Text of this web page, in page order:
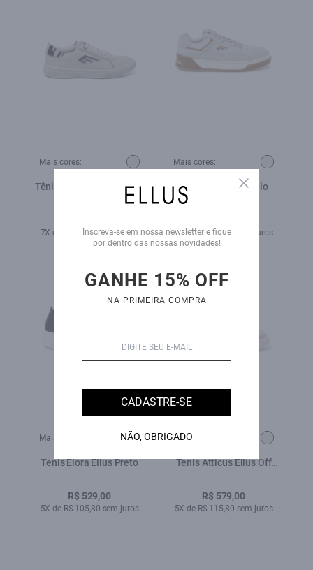
Mais cores:
Tênis Easa Destroyed Off
7X de R$ 112,71 sem juros
Mais cores:
Tenis Riot Ellus Gelo
8X de R$ 111,25 sem juros
Mais cores:
Tenis Elora Ellus Preto
R$ 529,00
5X de R$ 105,80 sem juros
Mais cores:
Tenis Atticus Ellus Off
R$ 579,00
5X de R$ 115,80 sem juros
Close
Inscreva-se em nossa newsletter e fique
por dentro das nossas novidades!
GANHE 15% OFF
NA PRIMEIRA COMPRA
CADASTRE-SE
NÃO, OBRIGADO